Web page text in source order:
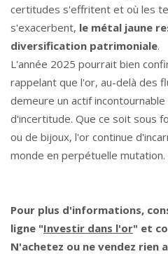
certitudes s'effritent et où les
s'exacerbent, le métal jaune
diversification patrimoniale.
L'année 2025 pourrait bien
rappelant que l'or, au-delà des
demeure un actif
d'incertitude. Que ce soit sous
ou de bijoux, l'or continue
monde en perpétuelle mutation.
Pour plus d'informations,
ligne "Investir dans l'or" et
N'achetez ou ne vendez rien